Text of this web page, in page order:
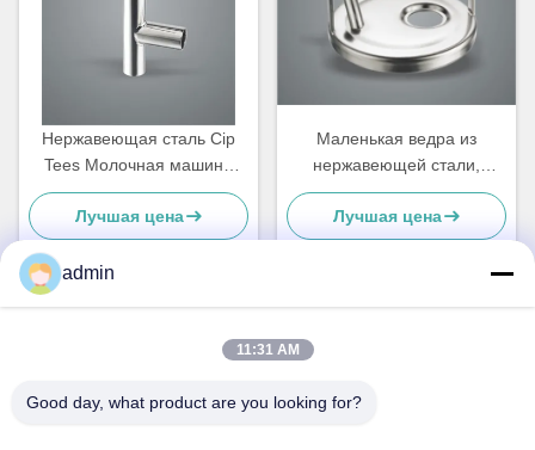
Нержавеющая сталь Cip
Tees Молочная машина
запасные части на заказ
Лучшая цена
Маленькая ведра из
нержавеющей стали,
воздушный типовой
коровьей доильной
машины запасные части
Лучшая цена
Быстрый контакт
Адрес
admin
11:31 AM
Good day, what product are you looking for?